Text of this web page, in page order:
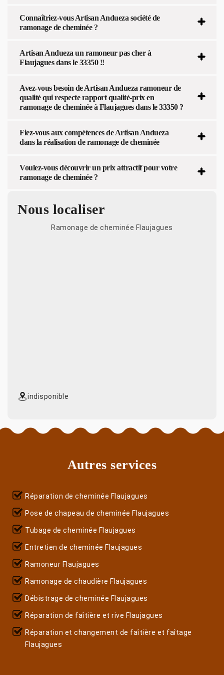
Connaîtriez-vous Artisan Andueza société de
ramonage de cheminée ?
Artisan Andueza un ramoneur pas cher à
Flaujagues dans le 33350 !!
Avez-vous besoin de Artisan Andueza ramoneur de
qualité qui respecte rapport qualité-prix en
ramonage de cheminée à Flaujagues dans le 33350 ?
Fiez-vous aux compétences de Artisan Andueza
dans la réalisation de ramonage de cheminée
Voulez-vous découvrir un prix attractif pour votre
ramonage de cheminée ?
Nous localiser
Ramonage de cheminée Flaujagues
indisponible
Autres services
Réparation de cheminée Flaujagues
Pose de chapeau de cheminée Flaujagues
Tubage de cheminée Flaujagues
Entretien de cheminée Flaujagues
Ramoneur Flaujagues
Ramonage de chaudière Flaujagues
Débistrage de cheminée Flaujagues
Réparation de faîtière et rive Flaujagues
Réparation et changement de faîtière et faîtage
Flaujagues